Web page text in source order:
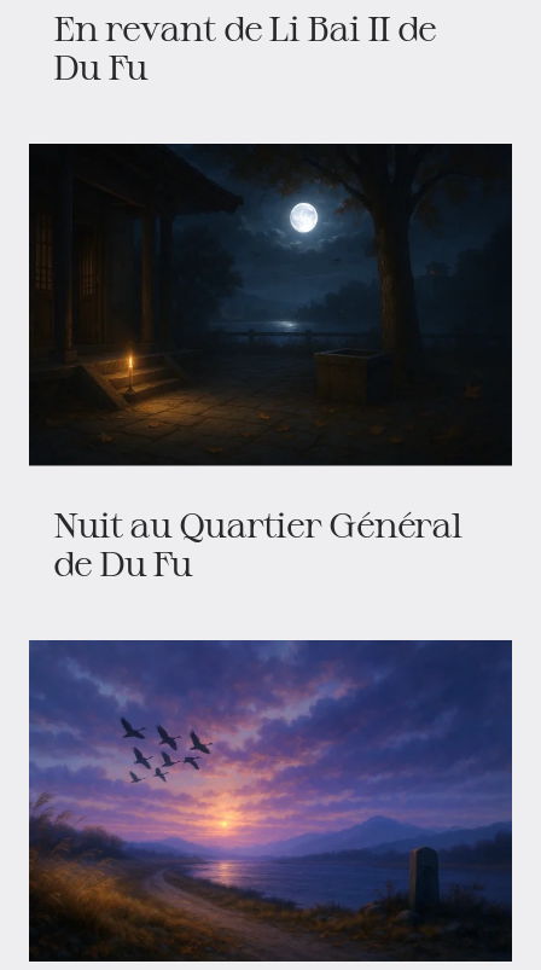
En revant de Li Bai II de
Du Fu
Nuit au Quartier Général
de Du Fu